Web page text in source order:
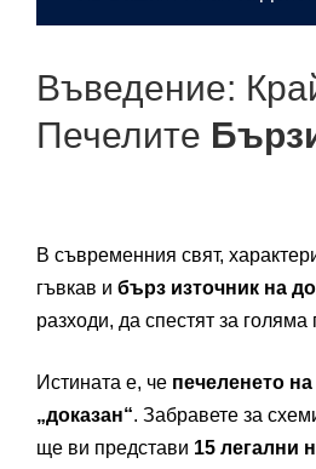
Въведение:
Печелите
В съвременния свят,
гъвкав и бърз източник на
разходи, да спестят за
Истината е, че печеленето
„доказан“. Забравете за
ще ви представи 15 легални